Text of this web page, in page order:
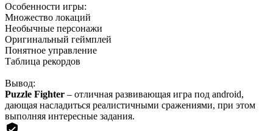
Особенности игры:
Множество локаций
Необычные персонажи
Оригинальный геймплей
Понятное управление
Таблица рекордов
Вывод:
Puzzle Fighter – отличная развивающая игра под android,
дающая насладиться реалистичными сражениями, при этом
выполняя интересные задания.